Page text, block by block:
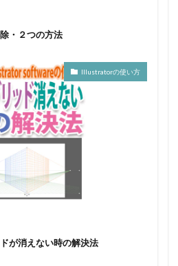
・２つの方法
Illustratorの使い方
が消えない時の解決法